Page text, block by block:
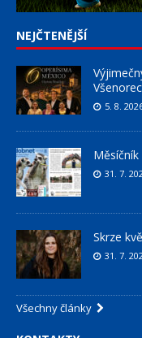
NEJČTENĚJŠÍ
5. 8.
31. 7.
Skrze
31. 7.
Všechny články